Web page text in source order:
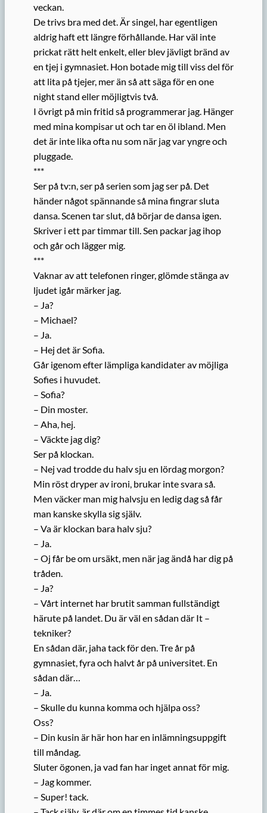
veckan.
De trivs bra med det. Är singel, har egentligen
aldrig haft ett längre förhållande. Har väl inte
prickat rätt helt enkelt, eller blev jävligt bränd av
en tjej i gymnasiet. Hon botade mig till viss del för
att lita på tjejer, mer än så att säga för en one
night stand eller möjligtvis två.
I övrigt på min fritid så programmerar jag. Hänger
med mina kompisar ut och tar en öl ibland. Men
det är inte lika ofta nu som när jag var yngre och
pluggade.
***
Ser på tv:n, ser på serien som jag ser på. Det
händer något spännande så mina fingrar sluta
dansa. Scenen tar slut, då börjar de dansa igen.
Skriver i ett par timmar till. Sen packar jag ihop
och går och lägger mig.
***
Vaknar av att telefonen ringer, glömde stänga av
ljudet igår märker jag.
– Ja?
– Michael?
– Ja.
– Hej det är Sofia.
Går igenom efter lämpliga kandidater av möjliga
Sofies i huvudet.
– Sofia?
– Din moster.
– Aha, hej.
– Väckte jag dig?
Ser på klockan.
– Nej vad trodde du halv sju en lördag morgon?
Min röst dryper av ironi, brukar inte svara så.
Men väcker man mig halvsju en ledig dag så får
man kanske skylla sig själv.
– Va är klockan bara halv sju?
– Ja.
– Oj får be om ursäkt, men när jag ändå har dig på
tråden.
– Ja?
– Vårt internet har brutit samman fullständigt
härute på landet. Du är väl en sådan där It –
tekniker?
En sådan där, jaha tack för den. Tre år på
gymnasiet, fyra och halvt år på universitet. En
sådan där…
– Ja.
– Skulle du kunna komma och hjälpa oss?
Oss?
– Din kusin är här hon har en inlämningsuppgift
till måndag.
Sluter ögonen, ja vad fan har inget annat för mig.
– Jag kommer.
– Super! tack.